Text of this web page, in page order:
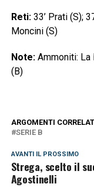
Reti:33’ Prati (S);
Moncini (S)
Note: Ammoniti: La
(B)
ARGOMENTI
SERIE B
AVANTI IL ​​PROSSIMO
Strega, scelto il
Agostinelli